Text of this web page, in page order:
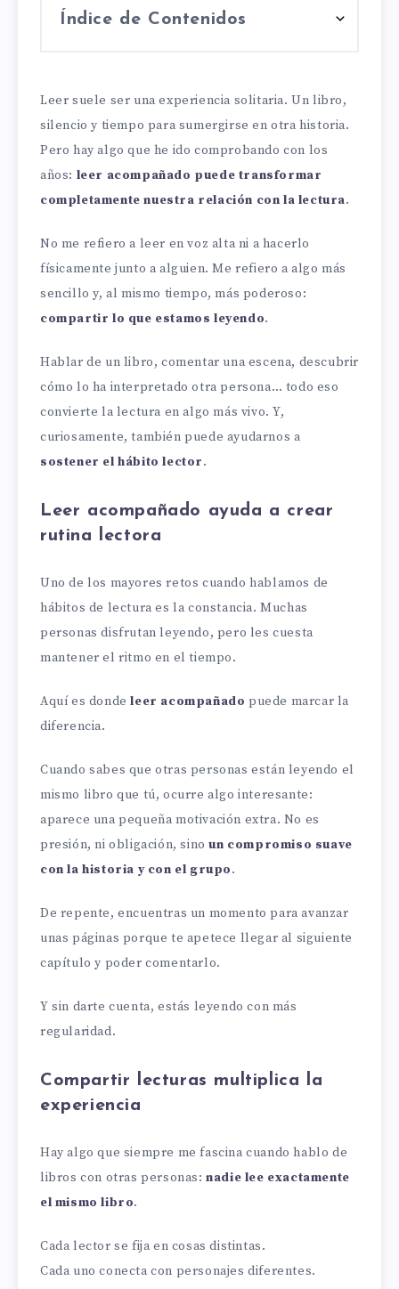
Índice de Contenidos
Leer suele ser una experiencia solitaria. Un libro,
silencio y tiempo para sumergirse en otra historia.
Pero hay algo que he ido comprobando con los
años: leer acompañado puede transformar
completamente nuestra relación con la lectura.
No me refiero a leer en voz alta ni a hacerlo
físicamente junto a alguien. Me refiero a algo más
sencillo y, al mismo tiempo, más poderoso:
compartir lo que estamos leyendo.
Hablar de un libro, comentar una escena, descubrir
cómo lo ha interpretado otra persona… todo eso
convierte la lectura en algo más vivo. Y,
curiosamente, también puede ayudarnos a
sostener el hábito lector.
Leer acompañado ayuda a crear
rutina lectora
Uno de los mayores retos cuando hablamos de
hábitos de lectura es la constancia. Muchas
personas disfrutan leyendo, pero les cuesta
mantener el ritmo en el tiempo.
Aquí es dondeleer acompañado puede marcar la
diferencia.
Cuando sabes que otras personas están leyendo el
mismo libro que tú, ocurre algo interesante:
aparece una pequeña motivación extra. No es
presión, ni obligación, sinoun compromiso suave
con la historia y con el grupo.
De repente, encuentras un momento para avanzar
unas páginas porque te apetece llegar al siguiente
capítulo y poder comentarlo.
Y sin darte cuenta, estás leyendo con más
regularidad.
Compartir lecturas multiplica la
experiencia
Hay algo que siempre me fascina cuando hablo de
libros con otras personas:nadie lee exactamente
el mismo libro.
Cada lector se fija en cosas distintas.
Cada uno conecta con personajes diferentes.